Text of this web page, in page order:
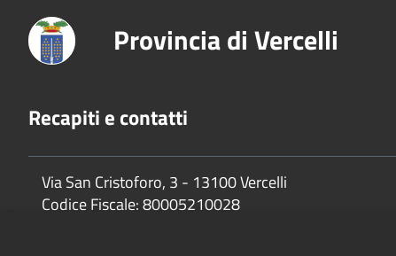
Provincia di Vercelli
Recapiti e contatti
Via San Cristoforo, 3 - 13100 Vercelli
Codice Fiscale:80005210028